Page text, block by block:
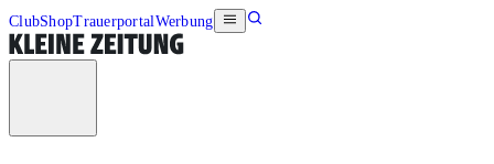
ClubShopTrauerportalWerbung